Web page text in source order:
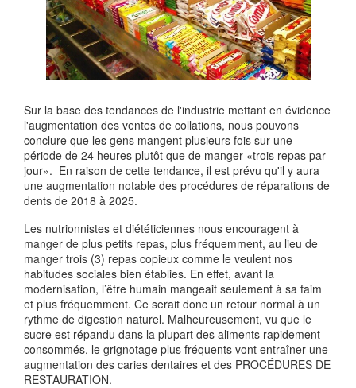
Sur la base des tendances de l'industrie mettant en évidence
l'augmentation des ventes de collations, nous pouvons
conclure que les gens mangent plusieurs fois sur une
période de 24 heures plutôt que de manger «trois repas par
jour». En raison de cette tendance, il est prévu qu'il y aura
une augmentation notable des procédures de réparations de
dents de 2018 à 2025.
Les nutrionnistes et diététiciennes nous encouragent à
manger de plus petits repas, plus fréquemment, au lieu de
manger trois (3) repas copieux comme le veulent nos
habitudes sociales bien établies. En effet, avant la
modernisation, l’être humain mangeait seulement à sa faim
et plus fréquemment. Ce serait donc un retour normal à un
rythme de digestion naturel. Malheureusement, vu que le
sucre est répandu dans la plupart des aliments rapidement
consommés, le grignotage plus fréquents vont entraîner une
augmentation des caries dentaires et des PROCÉDURES DE
RESTAURATION.